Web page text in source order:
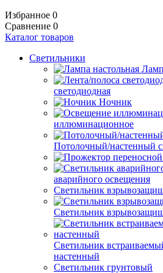
Избранное 0
Сравнение 0
Каталог товаров
Светильники
светодиодная
Ночник
иллюминационное
Потолочный/настенный
аварийного освещения
Светильник
Светильник
Светильник
настенный
Светильник грунтовый